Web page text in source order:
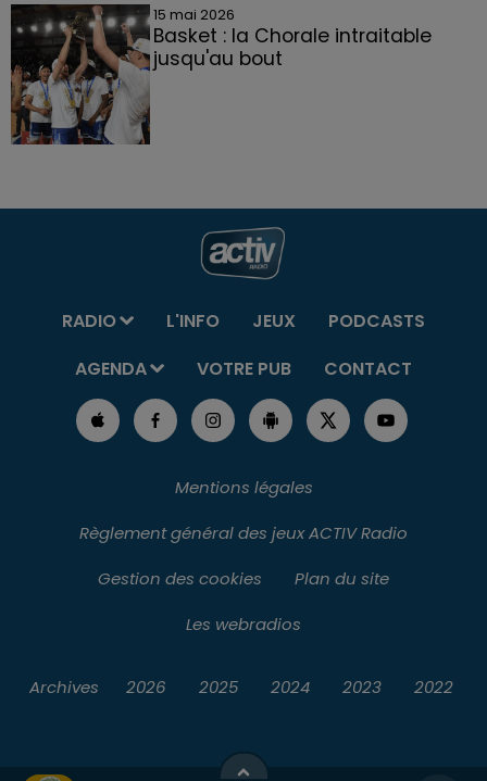
15 mai 2026
Basket : la Chorale intraitable
jusqu'au bout
RADIO L'INFO JEUX
PODCASTS
AGENDA
VOTRE PUB CONTACT
Mentions légales
Règlement général des jeux ACTIV Radio
Gestion des cookies
Plan du site
Les webradios
Archives 2026 2025 2024 2023 2022